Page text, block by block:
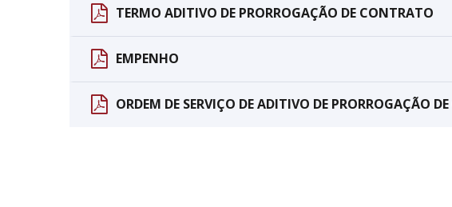
TERMO ADITIVO DE PRORROGAÇÃO DE CONTRATO
EMPENHO
ORDEM DE SERVIÇO DE ADITIVO DE PRORROGAÇÃO